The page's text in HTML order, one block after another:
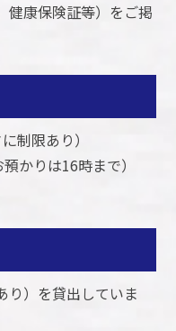
康保険証等）をご掲
制限あり）
かりは16時まで）
り）を貸出していま